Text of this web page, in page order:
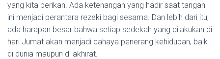
yang kita berikan. Ada ketenangan yang hadir saat tangan
ini menjadi perantara rezeki bagi sesama. Dan lebih dari itu,
ada harapan besar bahwa setiap sedekah yang dilakukan di
hari Jumat akan menjadi cahaya penerang kehidupan, baik
di dunia maupun di akhirat.